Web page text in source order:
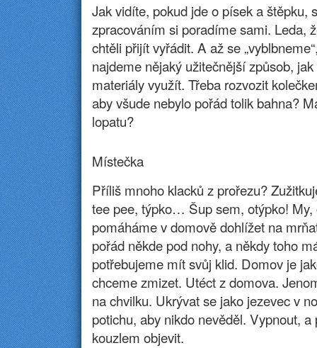
Jak vidíte, pokud jde o písek a štěpku,
zpracováním si poradíme sami. Leda,
chtěli přijít vyřádit. A až se
najdeme nějaký užitečnější způsob,
materiály využít. Třeba rozvozit
aby všude nebylo pořád tolik bahna?
lopatu?
Místečka
Příliš mnoho klacků z prořezu?
tee pee, týpko… Šup sem, otýpko! My,
pomáháme v domově dohlížet na
pořád někde pod nohy, a někdy toho
potřebujeme mít svůj klid. Domov je
chceme zmizet. Utéct z domova.
na chvilku. Ukrývat se jako jezevec v
potichu, aby nikdo nevěděl. Vypnout, a
kouzlem objevit.